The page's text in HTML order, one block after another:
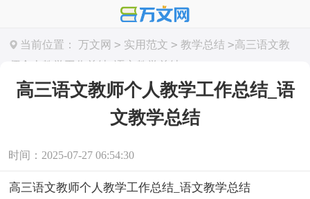
当前位置： 万文网 > 实用范文 > 教学总结 >高三语文教
师个人教学工作总结_语文教学总结
高三语文教师个人教学工作总结_语
文教学总结
时间：2025-07-27 06:54:30
高三语文教师个人教学工作总结_语文教学总结